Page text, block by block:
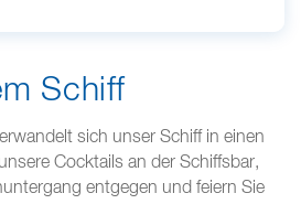
Schiff
sich unser Schiff in einen
Cocktails an der Schiffsbar,
entgegen und feiern Sie